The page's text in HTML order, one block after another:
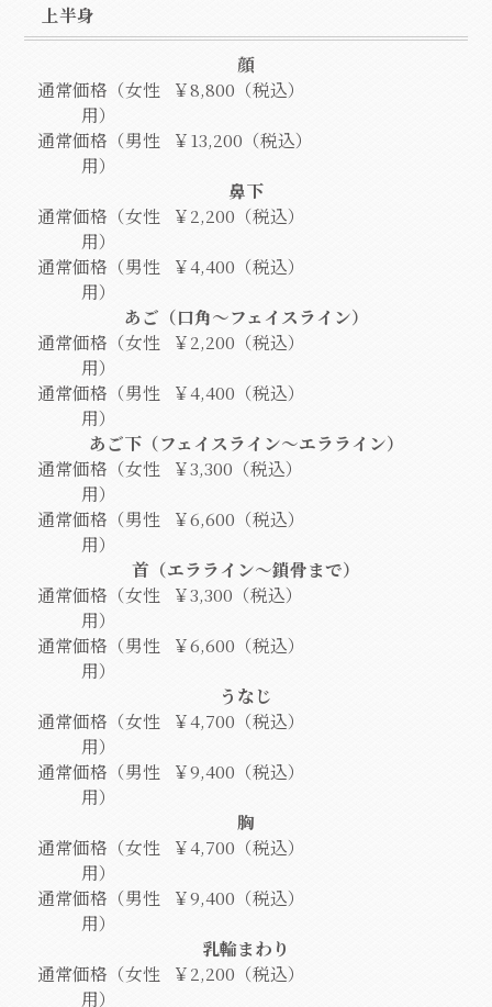
上半身
顔
通常価格（女性
用）
￥8,800（税込）
通常価格（男性
用）
￥13,200（税込）
鼻下
通常価格（女性
用）
￥2,200（税込）
通常価格（男性
用）
￥4,400（税込）
あご（口角～フェイスライン）
通常価格（女性
用）
￥2,200（税込）
通常価格（男性
用）
￥4,400（税込）
あご下（フェイスライン～エラライン）
通常価格（女性
用）
￥3,300（税込）
通常価格（男性
用）
￥6,600（税込）
首（エラライン～鎖骨まで）
通常価格（女性
用）
￥3,300（税込）
通常価格（男性
用）
￥6,600（税込）
うなじ
通常価格（女性
用）
￥4,700（税込）
通常価格（男性
用）
￥9,400（税込）
胸
通常価格（女性
用）
￥4,700（税込）
通常価格（男性
用）
￥9,400（税込）
乳輪まわり
通常価格（女性
用）
￥2,200（税込）